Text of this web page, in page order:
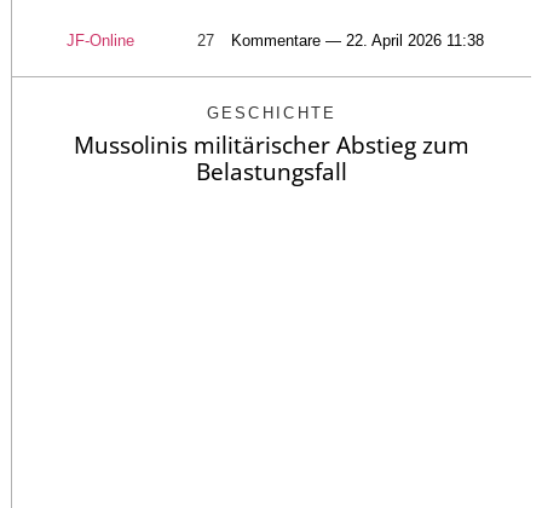
JF-Online 27 Kommentare — 22. April 2026 11:38
GESCHICHTE
Mussolinis militärischer Abstieg zum
Belastungsfall